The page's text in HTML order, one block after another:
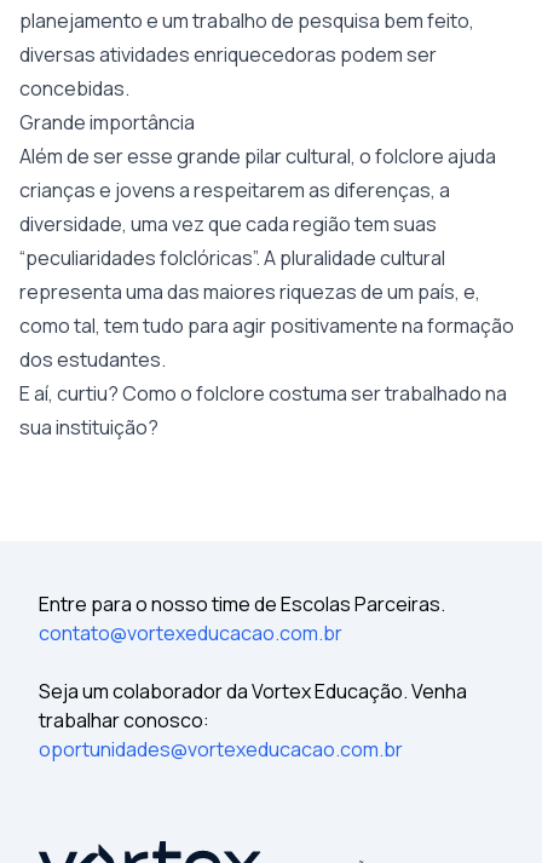
planejamento e um trabalho de pesquisa bem feito,
diversas atividades enriquecedoras podem ser
concebidas.
Grande importância
Além de ser esse grande pilar cultural, o folclore ajuda
crianças e jovens a respeitarem as diferenças, a
diversidade, uma vez que cada região tem suas
“peculiaridades folclóricas”. A pluralidade cultural
representa uma das maiores riquezas de um país, e,
como tal, tem tudo para agir positivamente na formação
dos estudantes.
E aí, curtiu? Como o folclore costuma ser trabalhado na
sua instituição?
Entre para o nosso time de Escolas Parceiras.
contato@vortexeducacao.com.br
Seja um colaborador da Vortex Educação. Venha
trabalhar conosco:
oportunidades@vortexeducacao.com.br